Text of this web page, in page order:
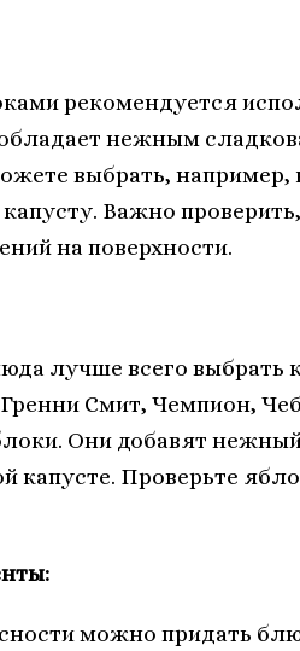
рекомендуется
нежным
выбрать, например,
Важно
на поверхности.
лучше всего выбрать
Смит, Чемпион,
Они добавят
капусте. Проверьте
можно придать